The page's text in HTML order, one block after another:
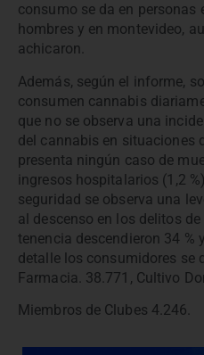
consumo se da en personas
hombres y en montevideo,
achicaron.
Además, según el informe,
consumen cannabis
que no se observa una
del cannabis en situaciones
presenta ningún caso de
ingresos hospitalarios (1,2
seguridad se observa una
al descenso en los delitos
tenencia descendieron 34 %
detalle los consumidores se
Farmacia. 38.771, Cultivo
Miembros de Clubes 4.246.